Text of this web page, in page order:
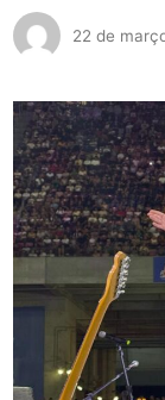
22 de